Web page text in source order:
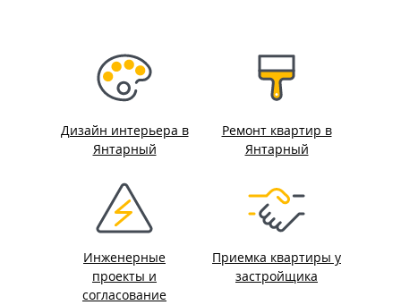
Дизайн интерьера в
Янтарный
Ремонт квартир в
Янтарный
Инженерные
проекты и
согласование
Приемка квартиры у
застройщика